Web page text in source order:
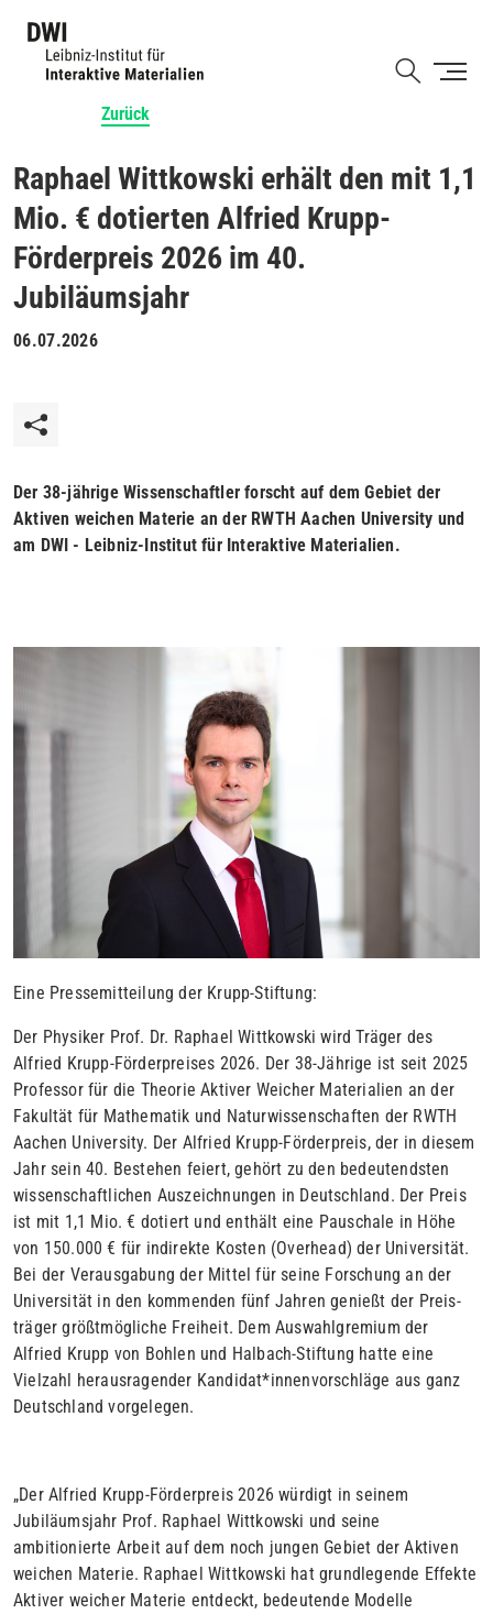
Zurück
Raphael Wittkowski erhält den mit 1,1
Mio. € dotierten Alfried Krupp-
Förderpreis 2026 im 40.
Jubiläumsjahr
06.07.2026
Der 38-jährige Wissenschaftler forscht auf dem Gebiet der
Aktiven weichen Materie an der RWTH Aachen University und
am DWI - Leibniz-Institut für Interaktive Materialien.
Eine Pressemitteilung der Krupp-Stiftung:
Der Physiker Prof. Dr. Raphael Wittkowski wird Träger des
Alfried Krupp-Förderpreises 2026. Der 38-Jährige ist seit 2025
Professor für die Theorie Aktiver Weicher Materialien an der
Fakultät für Mathematik und Naturwissenschaften der RWTH
Aachen University. Der Alfried Krupp-Förder­preis, der in diesem
Jahr sein 40. Bestehen feiert, gehört zu den be­deu­tends­ten
wissen­schaftlichen Auszeichnungen in Deutschland. Der Preis
ist mit 1,1 Mio. € dotiert und enthält eine Pauschale in Höhe
von 150.000 € für in­direkte Kosten (Overhead) der Universität.
Bei der Verausga­bung der Mit­tel für seine Forschung an der
Universität in den kommenden fünf Jahren ge­nießt der Preis­
träger größt­mög­liche Freiheit. Dem Aus­wahl­gremium der
Alfried Krupp von Bohlen und Halbach-Stiftung hatte eine
Vielzahl herausragender Kandidat*innenvorschläge aus ganz
Deutschland vorgelegen.
„Der Alfried Krupp-Förderpreis 2026 würdigt in seinem
Jubiläums­jahr Prof. Raphael Wittkowski und seine
ambitionierte Arbeit auf dem noch jungen Gebiet der Aktiven
weichen Materie. Raphael Wittkowski hat grundlegende Effekte
Aktiver weicher Materie ent­deckt, bedeutende Modelle